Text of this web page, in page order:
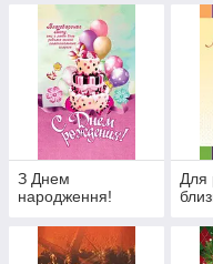
З Днем
народження!
Для